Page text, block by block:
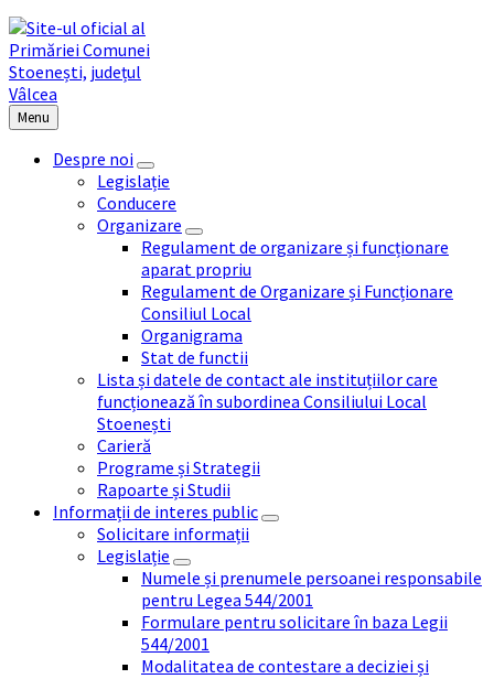
Menu
Despre noi
Legislație
Conducere
Organizare
Regulament de organizare și funcționare
aparat propriu
Regulament de Organizare și Funcționare
Consiliul Local
Organigrama
Stat de functii
Lista și datele de contact ale instituțiilor care
funcționează în subordinea Consiliului Local
Stoenești
Carieră
Programe și Strategii
Rapoarte și Studii
Informații de interes public
Solicitare informații
Legislație
Numele și prenumele persoanei responsabile
pentru Legea 544/2001
Formulare pentru solicitare în baza Legii
544/2001
Modalitatea de contestare a deciziei și